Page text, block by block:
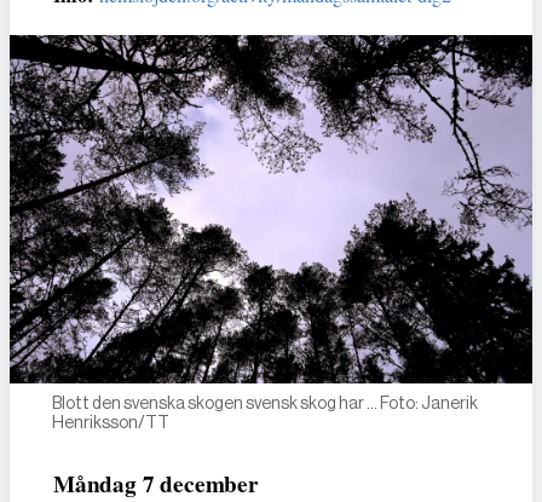
Blott den svenska skogen svensk skog har … Foto: Janerik
Henriksson/TT
Måndag 7 december